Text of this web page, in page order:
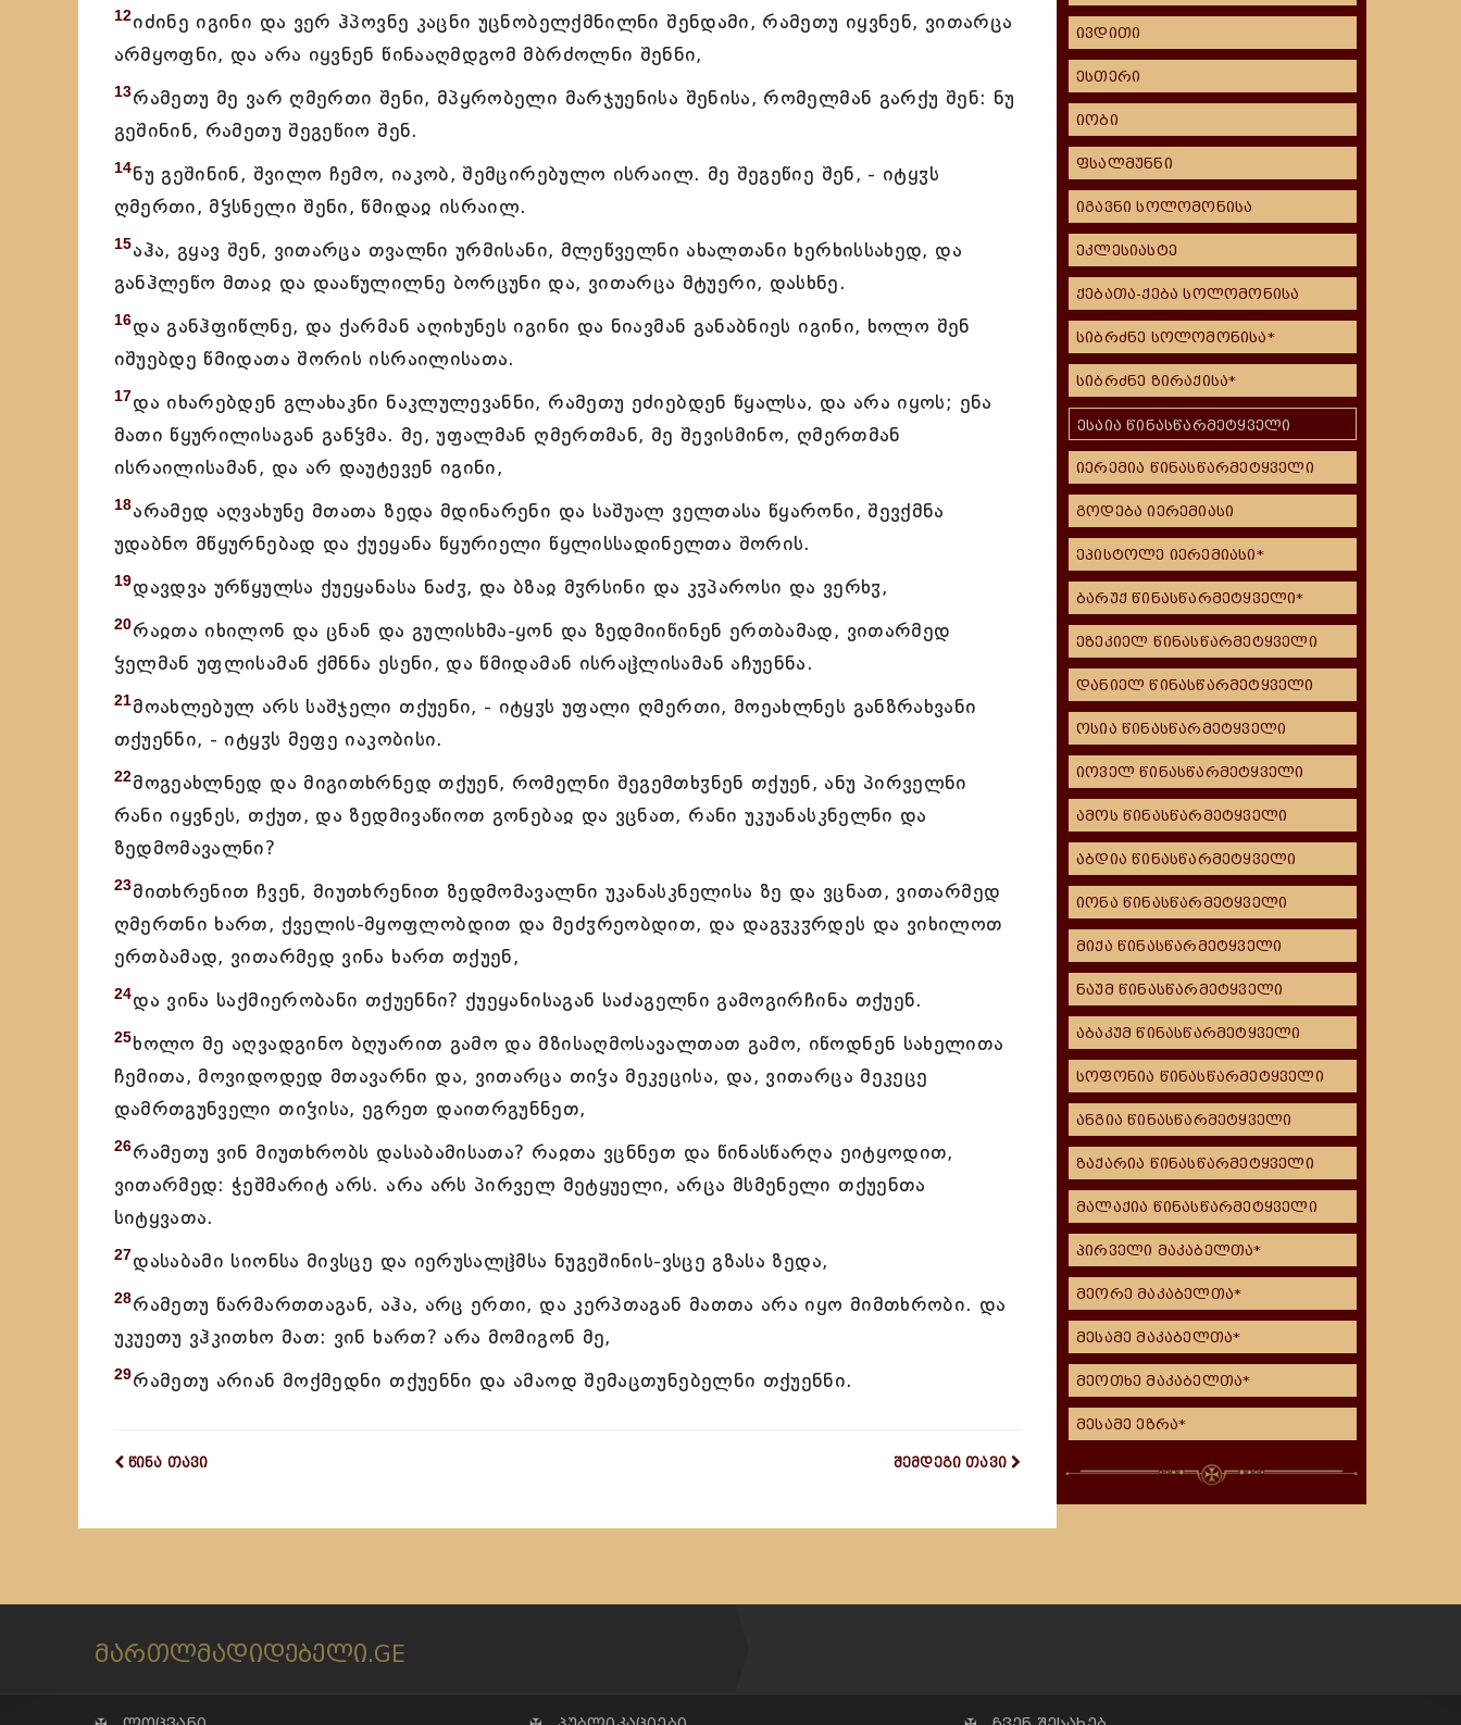
12იძინე იგინი და ვერ ჰპოვნე კაცნი უცნობელქმნილნი შენდამი, რამეთუ იყვნენ, ვითარცა
არმყოფნი, და არა იყვნენ წინააღმდგომ მბრძოლნი შენნი,
13რამეთუ მე ვარ ღმერთი შენი, მპყრობელი მარჯუენისა შენისა, რომელმან გარქუ შენ: ნუ
გეშინინ, რამეთუ შეგეწიო შენ.
14ნუ გეშინინ, შვილო ჩემო, იაკობ, შემცირებულო ისრაილ. მე შეგეწიე შენ, - იტყჳს
ღმერთი, მჴსნელი შენი, წმიდაჲ ისრაილ.
15აჰა, გყავ შენ, ვითარცა თვალნი ურმისანი, მლეწველნი ახალთანი ხერხისსახედ, და
განჰლეწო მთაჲ და დააწულილნე ბორცუნი და, ვითარცა მტუერი, დასხნე.
16და განჰფიწლნე, და ქარმან აღიხუნეს იგინი და ნიავმან განაბნიეს იგინი, ხოლო შენ
იშუებდე წმიდათა შორის ისრაილისათა.
17და იხარებდენ გლახაკნი ნაკლულევანნი, რამეთუ ეძიებდენ წყალსა, და არა იყოს; ენა
მათი წყურილისაგან განჴმა. მე, უფალმან ღმერთმან, მე შევისმინო, ღმერთმან
ისრაილისამან, და არ დაუტევენ იგინი,
18არამედ აღვახუნე მთათა ზედა მდინარენი და საშუალ ველთასა წყარონი, შევქმნა
უდაბნო მწყურნებად და ქუეყანა წყურიელი წყლისსადინელთა შორის.
19დავდვა ურწყულსა ქუეყანასა ნაძჳ, და ბზაჲ მჳრსინი და კჳპაროსი და ვერხჳ,
20რაჲთა იხილონ და ცნან და გულისხმა-ყონ და ზედმიიწინენ ერთბამად, ვითარმედ
ჴელმან უფლისამან ქმნნა ესენი, და წმიდამან ისრაჱლისამან აჩუენნა.
21მოახლებულ არს საშჯელი თქუენი, - იტყჳს უფალი ღმერთი, მოეახლნეს განზრახვანი
თქუენნი, - იტყჳს მეფე იაკობისი.
22მოგეახლნედ და მიგითხრნედ თქუენ, რომელნი შეგემთხჳნენ თქუენ, ანუ პირველნი
რანი იყვნეს, თქუთ, და ზედმივაწიოთ გონებაჲ და ვცნათ, რანი უკუანასკნელნი და
ზედმომავალნი?
23მითხრენით ჩვენ, მიუთხრენით ზედმომავალნი უკანასკნელისა ზე და ვცნათ, ვითარმედ
ღმერთნი ხართ, ქველის-მყოფლობდით და მეძჳრეობდით, და დაგჳკჳრდეს და ვიხილოთ
ერთბამად, ვითარმედ ვინა ხართ თქუენ,
24და ვინა საქმიერობანი თქუენნი? ქუეყანისაგან საძაგელნი გამოგირჩინა თქუენ.
25ხოლო მე აღვადგინო ბღუარით გამო და მზისაღმოსავალთათ გამო, იწოდნენ სახელითა
ჩემითა, მოვიდოდედ მთავარნი და, ვითარცა თიჴა მეკეცისა, და, ვითარცა მეკეცე
დამრთგუნველი თიჴისა, ეგრეთ დაითრგუნნეთ,
26რამეთუ ვინ მიუთხრობს დასაბამისათა? რაჲთა ვცნნეთ და წინასწარღა ეიტყოდით,
ვითარმედ: ჭეშმარიტ არს. არა არს პირველ მეტყუელი, არცა მსმენელი თქუენთა
სიტყვათა.
27დასაბამი სიონსა მივსცე და იერუსალჱმსა ნუგეშინის-ვსცე გზასა ზედა,
28რამეთუ წარმართთაგან, აჰა, არც ერთი, და კერპთაგან მათთა არა იყო მიმთხრობი. და
უკუეთუ ვჰკითხო მათ: ვინ ხართ? არა მომიგონ მე,
29რამეთუ არიან მოქმედნი თქუენნი და ამაოდ შემაცთუნებელნი თქუენნი.
წინა თავი შემდეგი თავი
ივდითი
ესთერი
იობი
ფსალმუნნი
იგავნი სოლომონისა
ეკლესიასტე
ქებათა-ქება სოლომონისა
სიბრძნე სოლომონისა*
სიბრძნე ზირაქისა*
ესაია წინასწარმეტყველი
იერემია წინასწარმეტყველი
გოდება იერემიასი
ეპისტოლე იერემიასი*
ბარუქ წინასწარმეტყველი*
ეზეკიელ წინასწარმეტყველი
დანიელ წინასწარმეტყველი
ოსია წინასწარმეტყველი
იოველ წინასწარმეტყველი
ამოს წინასწარმეტყველი
აბდია წინასწარმეტყველი
იონა წინასწარმეტყველი
მიქა წინასწარმეტყველი
ნაუმ წინასწარმეტყველი
აბაკუმ წინასწარმეტყველი
სოფონია წინასწარმეტყველი
ანგია წინასწარმეტყველი
ზაქარია წინასწარმეტყველი
მალაქია წინასწარმეტყველი
პირველი მაკაბელთა*
მეორე მაკაბელთა*
მესამე მაკაბელთა*
მეოთხე მაკაბელთა*
მესამე ეზრა*
მართლმადიდებელი.GE